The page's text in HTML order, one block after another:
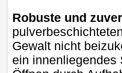
Robuste und
Gewalt nicht
ein innenliegendes